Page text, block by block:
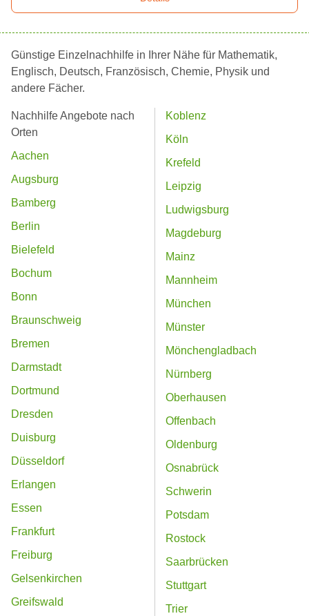
Günstige Einzelnachhilfe in Ihrer Nähe für Mathematik,
Englisch, Deutsch, Französisch, Chemie, Physik und
andere Fächer.
Nachhilfe Angebote nach
Orten
Aachen
Augsburg
Bamberg
Berlin
Bielefeld
Bochum
Bonn
Braunschweig
Bremen
Darmstadt
Dortmund
Dresden
Duisburg
Düsseldorf
Erlangen
Essen
Frankfurt
Freiburg
Gelsenkirchen
Greifswald
Koblenz
Köln
Krefeld
Leipzig
Ludwigsburg
Magdeburg
Mainz
Mannheim
München
Münster
Mönchengladbach
Nürnberg
Oberhausen
Offenbach
Oldenburg
Osnabrück
Schwerin
Potsdam
Rostock
Saarbrücken
Stuttgart
Trier